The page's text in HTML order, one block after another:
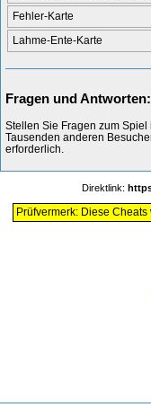
Fehler-Karte
Lahme-Ente-Karte
Fragen und Antworten:
Stellen Sie Fragen zum Spiel
Tausenden anderen
erforderlich.
Direktlink:
Prüfvermerk: Diese